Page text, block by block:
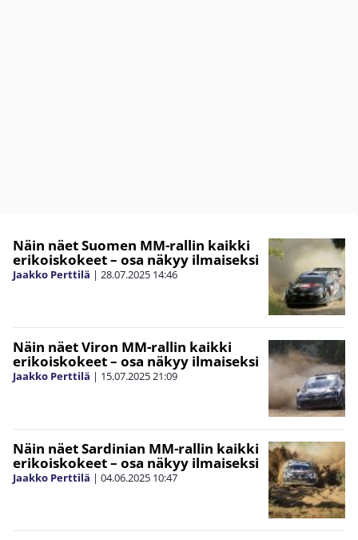
Näin näet Suomen MM-rallin kaikki
erikoiskokeet – osa näkyy ilmaiseksi
Jaakko Perttilä | 28.07.2025 14:46
Näin näet Viron MM-rallin kaikki
erikoiskokeet – osa näkyy ilmaiseksi
Jaakko Perttilä | 15.07.202521:09
Näin näet Sardinian MM-rallin kaikki
erikoiskokeet – osa näkyy ilmaiseksi
Jaakko Perttilä | 04.06.2025 10:47